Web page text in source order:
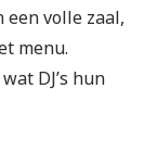
volle zaal,
menu.
DJ’s hun